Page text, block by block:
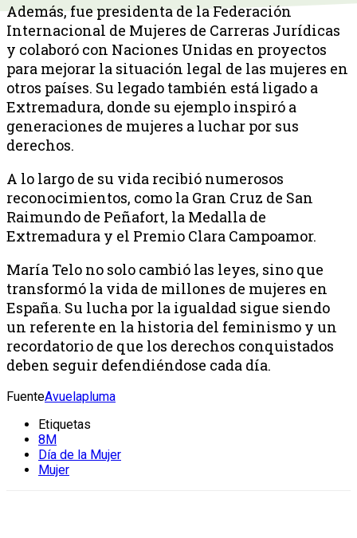
Además, fue presidenta de la Federación
Internacional de Mujeres de Carreras Jurídicas
y colaboró con Naciones Unidas en proyectos
para mejorar la situación legal de las mujeres en
otros países. Su legado también está ligado a
Extremadura, donde su ejemplo inspiró a
generaciones de mujeres a luchar por sus
derechos.
A lo largo de su vida recibió numerosos
reconocimientos, como la Gran Cruz de San
Raimundo de Peñafort, la Medalla de
Extremadura y el Premio Clara Campoamor.
María Telo no solo cambió las leyes, sino que
transformó la vida de millones de mujeres en
España. Su lucha por la igualdad sigue siendo
un referente en la historia del feminismo y un
recordatorio de que los derechos conquistados
deben seguir defendiéndose cada día.
FuenteAvuelapluma
Etiquetas
8M
Día de la Mujer
Mujer